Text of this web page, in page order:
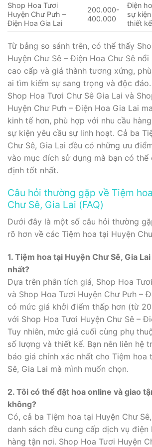
Shop Hoa Tươi
Huyện Chư Pưh –
Điện Hoa Gia Lai
200.000-
400.000
Điện
sự
thiết
Từ bảng so sánh trên, có thể thấy
Huyện Chư Sê – Điện Hoa Chư Sê
cao cấp và giá thành tương xứng,
ai tìm kiếm sự sang trọng và độc
Shop Hoa Tươi Chư Sê Gia Lai và
Huyện Chư Pưh – Điện Hoa Gia Lai
kinh tế hơn, phù hợp với nhu cầu
sự kiện yêu cầu sự linh hoạt. Cả ba
Chư Sê, Gia Lai đều có những ưu
vào mục đích sử dụng mà bạn có thể
định tốt nhất.
Câu hỏi thường gặp về Tiệm
Chư Sê, Gia Lai (FAQ)
Dưới đây là một số câu hỏi thường
rõ hơn về các Tiệm hoa tại Huyện
1. Tiệm hoa tại Huyện Chư Sê, Gia
nhất?
Dựa trên phân tích giá, Shop Hoa
và Shop Hoa Tươi Huyện Chư Pưh –
có mức giá khởi điểm thấp hơn (từ
với Shop Hoa Tươi Huyện Chư Sê –
Tuy nhiên, mức giá cuối cùng phụ
số lượng và thiết kế. Bạn nên liên hệ
báo giá chính xác nhất cho Tiệm hoa
Sê, Gia Lai mà mình muốn chọn.
2. Tôi có thể đặt hoa online và giao
không?
Có, cả ba Tiệm hoa tại Huyện Chư
danh sách đều cung cấp dịch vụ điện
hàng tận nơi. Shop Hoa Tươi Huyện